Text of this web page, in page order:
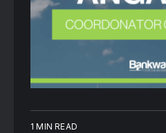
1 MIN READ